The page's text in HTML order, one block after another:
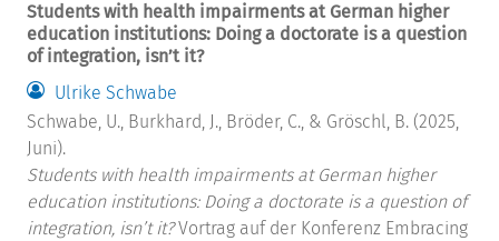
Students with health impairments at German higher
education institutions: Doing a doctorate is a question
of integration, isn’t it?
Ulrike Schwabe
Schwabe, U., Burkhard, J., Bröder, C., & Gröschl, B. (2025,
Juni).
Students with health impairments at German higher
education institutions: Doing a doctorate is a question of
integration, isn’t it?Vortrag auf der Konferenz Embracing